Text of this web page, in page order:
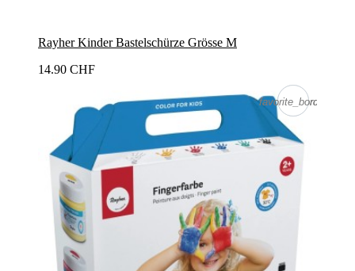
Rayher Kinder Bastelschürze Grösse M
14.90 CHF
favorite_border
favorite_border